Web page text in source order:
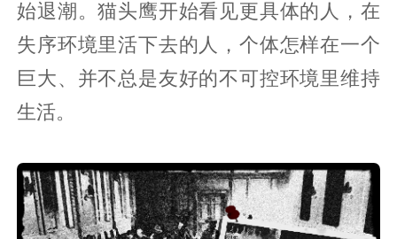
始退潮。猫头鹰开始看见更具体的人，在
失序环境里活下去的人，个体怎样在一个
巨大、并不总是友好的不可控环境里维持
生活。